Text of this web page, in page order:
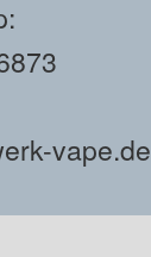
vape.de